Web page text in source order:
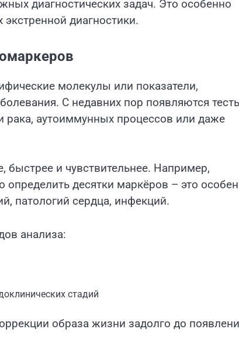
диагностических задач. Это особенно
диагностики.
молекулы или показатели,
С недавних пор появляются
рака, аутоиммунных процессов или даже
быстрее и чувствительнее. Например,
десятки маркёров – это
патологий сердца, инфекций.
анализа:
стадий
образа жизни задолго до